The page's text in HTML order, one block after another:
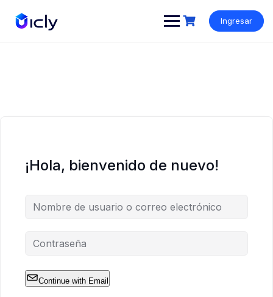
Ingresar
¡Hola, bienvenido de nuevo!
Continue with Email